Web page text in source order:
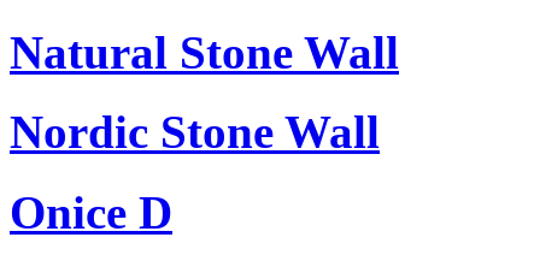
Natural Stone Wall
Nordic Stone Wall
Onice D